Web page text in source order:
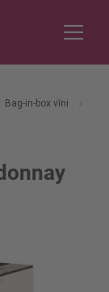
Bag-in-box vīni